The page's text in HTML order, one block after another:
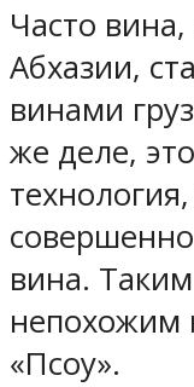
Часто
Абхазии,
винами
же деле,
вина.
непохожим
«Псоу».